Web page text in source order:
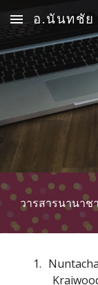
Skip to main
อ.นันทชัย
วารสารนานาช
1.